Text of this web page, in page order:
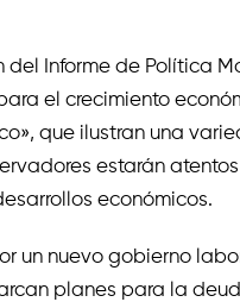
Informe de Política
el crecimiento
que ilustran una
estarán
económicos.
un nuevo gobierno
planes para la